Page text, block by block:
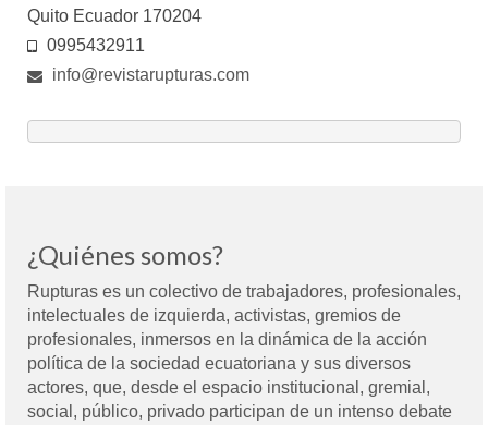
Quito Ecuador 170204
0995432911
info@revistarupturas.com
¿Quiénes somos?
Rupturas es un colectivo de trabajadores, profesionales,
intelectuales de izquierda, activistas, gremios de
profesionales, inmersos en la dinámica de la acción
política de la sociedad ecuatoriana y sus diversos
actores, que, desde el espacio institucional, gremial,
social, público, privado participan de un intenso debate